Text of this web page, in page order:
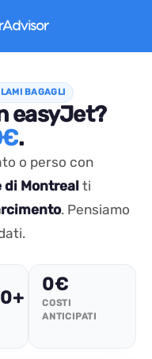
BAGAGLI
easyJet?
.
o perso con
di Montreal ti
. Pensiamo
0€
COSTI
ANTICIPATI